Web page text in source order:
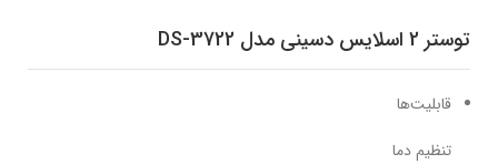
توستر 2 اسلایس دسینی مدل DS-3722
قابلیت‌ها
تنظیم دما